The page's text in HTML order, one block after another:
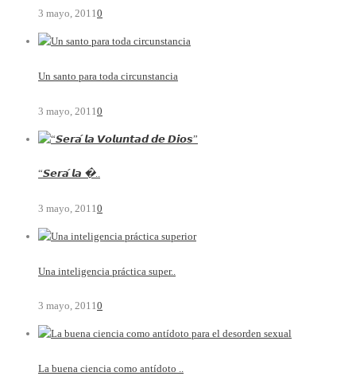
3 mayo, 20110
Un santo para toda circunstancia
3 mayo, 2011 0
“𝙎𝙚𝙧𝙖́ 𝙡𝙖 �..
3 mayo, 2011 0
Una inteligencia práctica super..
3 mayo, 20110
La buena ciencia como antídoto ..